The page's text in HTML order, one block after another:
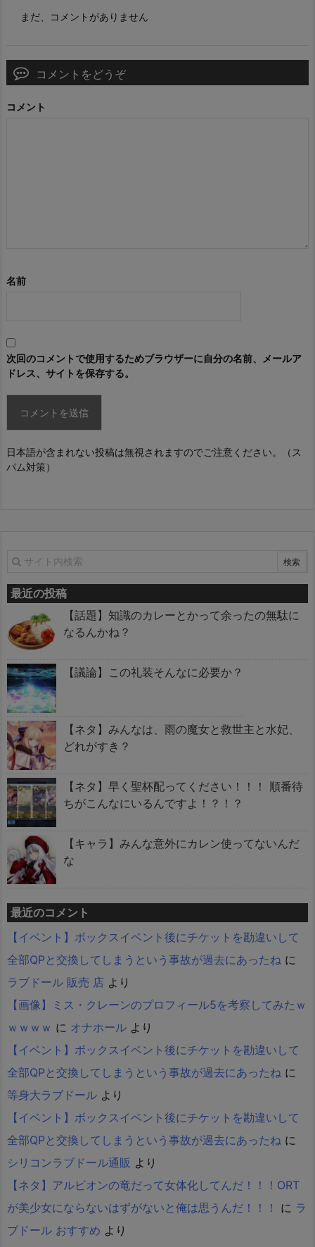
まだ、コメントがありません
コメントをどうぞ
コメント
名前
次回のコメントで使用するためブラウザーに自分の名前、メールア
ドレス、サイトを保存する。
日本語が含まれない投稿は無視されますのでご注意ください。（ス
パム対策）
最近の投稿
【話題】知識のカレーとかって余ったの無駄に
なるんかね？
【議論】この礼装そんなに必要か？
【ネタ】みんなは、雨の魔女と救世主と水妃、
どれがすき？
【ネタ】早く聖杯配ってください！！！ 順番待
ちがこんなにいるんですよ！？！？
【キャラ】みんな意外にカレン使ってないんだ
な
最近のコメント
【イベント】ボックスイベント後にチケットを勘違いして
全部QPと交換してしまうという事故が過去にあったね に
ラブドール 販売 店 より
【画像】ミス・クレーンのプロフィール5を考察してみたｗ
ｗｗｗｗ に オナホール より
【イベント】ボックスイベント後にチケットを勘違いして
全部QPと交換してしまうという事故が過去にあったね に
等身大ラブドール より
【イベント】ボックスイベント後にチケットを勘違いして
全部QPと交換してしまうという事故が過去にあったね に
シリコンラブドール通販 より
【ネタ】アルビオンの竜だって女体化してんだ！！！ORT
が美少女にならないはずがないと俺は思うんだ！！！
に ラ
ブドール おすすめ より